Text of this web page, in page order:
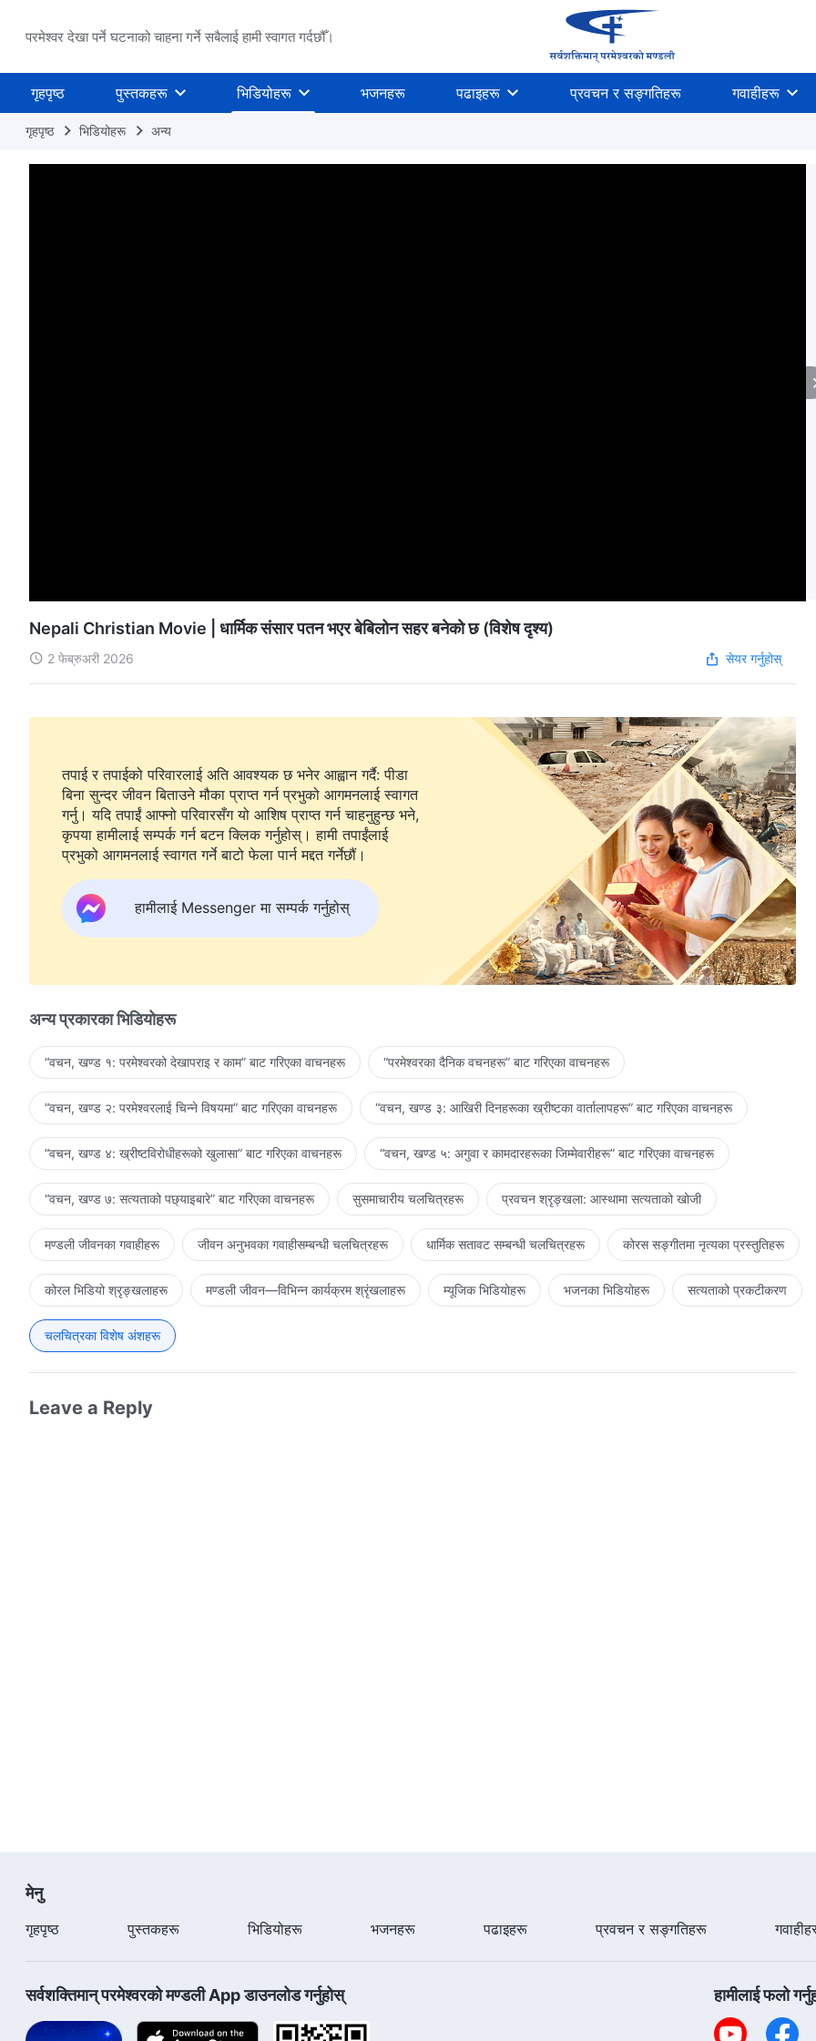
परमेश्वर देखा पर्ने घटनाको चाहना गर्ने सबैलाई हामी स्वागत गर्दछौँ।
गृहपृष्ठ पुस्तकहरू भिडियोहरू भजनहरू पढाइहरू प्रवचन र सङ्गतिहरू गवाहीहरू
गृहपृष्ठ भिडियोहरू अन्य
Nepali Christian Movie | धार्मिक संसार पतन भएर बेबिलोन सहर बनेको छ (विशेष दृश्य)
2 फेब्रुअरी 2026 सेयर गर्नुहोस्
तपाई र तपाईको परिवारलाई अति आवश्यक छ भनेर आह्वान गर्दै: पीडा
बिना सुन्दर जीवन बिताउने मौका प्राप्त गर्न प्रभुको आगमनलाई स्वागत
गर्नु। यदि तपाईं आफ्नो परिवारसँग यो आशिष प्राप्त गर्न चाहनुहुन्छ भने,
कृपया हामीलाई सम्पर्क गर्न बटन क्लिक गर्नुहोस्। हामी तपाईंलाई
प्रभुको आगमनलाई स्वागत गर्ने बाटो फेला पार्न मद्दत गर्नेछौं।
हामीलाई Messenger मा सम्पर्क गर्नुहोस्
अन्य प्रकारका भिडियोहरू
“वचन, खण्ड १: परमेश्‍वरको देखापराइ र काम” बाट गरिएका वाचनहरू “परमेश्‍वरका दैनिक वचनहरू” बाट गरिएका वाचनहरू
“वचन, खण्ड २: परमेश्‍वरलाई चिन्‍ने विषयमा” बाट गरिएका वाचनहरू “वचन, खण्ड ३: आखिरी दिनहरूका ख्रीष्टका वार्तालापहरू” बाट गरिएका वाचनहरू
“वचन, खण्ड ४: ख्रीष्टविरोधीहरूको खुलासा” बाट गरिएका वाचनहरू “वचन, खण्ड ५: अगुवा र कामदारहरूका जिम्‍मेवारीहरू” बाट गरिएका वाचनहरू
“वचन, खण्ड ७: सत्यताको पछ्याइबारे” बाट गरिएका वाचनहरू सुसमाचारीय चलचित्रहरू प्रवचन श्रृङ्खला: आस्थामा सत्यताको खोजी
मण्डली जीवनका गवाहीहरू जीवन अनुभवका गवाहीसम्‍बन्धी चलचित्रहरू धार्मिक सतावट सम्‍बन्धी चलचित्रहरू कोरस सङ्गीतमा नृत्यका प्रस्तुतिहरू
कोरल भिडियो श्रृङ्खलाहरू मण्डली जीवन—विभिन्‍न कार्यक्रम श्रृंखलाहरू म्यूजिक भिडियोहरू भजनका भिडियोहरू सत्यताको प्रकटीकरण
चलचित्रका विशेष अंशहरू
Leave a Reply
मेनु
गृहपृष्ठ पुस्तकहरू भिडियोहरू भजनहरू पढाइहरू प्रवचन र सङ्गतिहरू
सर्वशक्तिमान्‌ परमेश्‍वरको मण्डली App डाउनलोड गर्नुहोस् हामीलाई फलो